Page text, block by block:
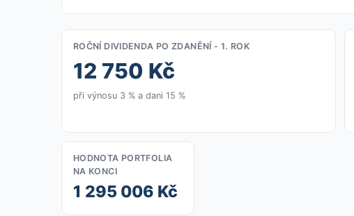
ROČNÍ DIVIDENDA PO ZDANĚNÍ - 1. ROK
12 750 Kč
při výnosu 3 % a dani 15 %
HODNOTA PORTFOLIA
NA KONCI
1 295 006 Kč